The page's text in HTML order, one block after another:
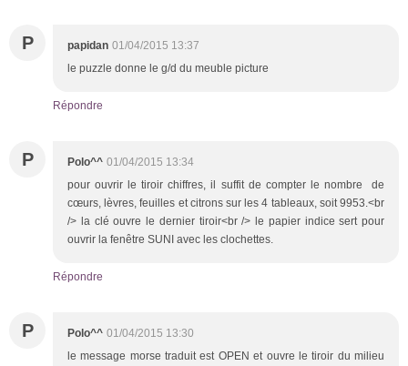
P papidan 01/04/2015 13:37
le puzzle donne le g/d du meuble picture
Répondre
P Polo^^ 01/04/2015 13:34
pour ouvrir le tiroir chiffres, il suffit de compter le nombre de
cœurs, lèvres, feuilles et citrons sur les 4 tableaux, soit 9953.<br
/> la clé ouvre le dernier tiroir<br /> le papier indice sert pour
ouvrir la fenêtre SUNI avec les clochettes.
Répondre
P Polo^^ 01/04/2015 13:30
le message morse traduit est OPEN et ouvre le tiroir du milieu